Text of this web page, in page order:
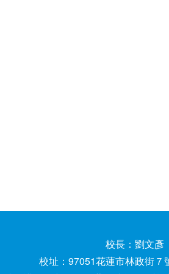
校長：劉文
校址：97051花蓮市林政街７